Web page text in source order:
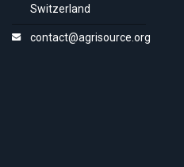
Switzerland
contact@agrisource.org